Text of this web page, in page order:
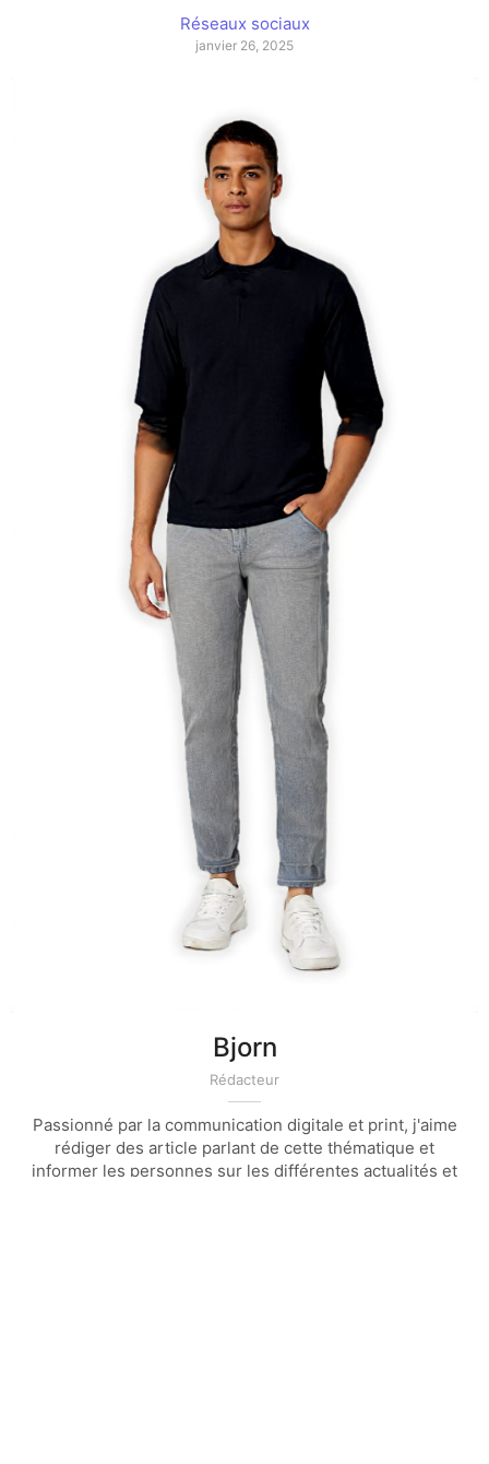
Réseaux sociaux
janvier 26, 2025
Bjorn
Rédacteur
Passionné par la communication digitale et print, j'aime
rédiger des article parlant de cette thématique et
informer les personnes sur les différentes actualités et